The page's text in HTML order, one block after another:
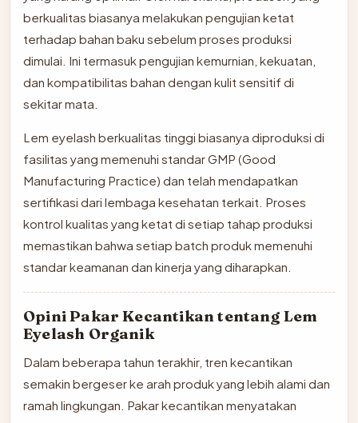
berkualitas biasanya melakukan pengujian ketat
terhadap bahan baku sebelum proses produksi
dimulai. Ini termasuk pengujian kemurnian, kekuatan,
dan kompatibilitas bahan dengan kulit sensitif di
sekitar mata.
Lem eyelash berkualitas tinggi biasanya diproduksi di
fasilitas yang memenuhi standar GMP (Good
Manufacturing Practice) dan telah mendapatkan
sertifikasi dari lembaga kesehatan terkait. Proses
kontrol kualitas yang ketat di setiap tahap produksi
memastikan bahwa setiap batch produk memenuhi
standar keamanan dan kinerja yang diharapkan.
Opini Pakar Kecantikan tentang Lem
Eyelash Organik
Dalam beberapa tahun terakhir, tren kecantikan
semakin bergeser ke arah produk yang lebih alami dan
ramah lingkungan. Pakar kecantikan menyatakan